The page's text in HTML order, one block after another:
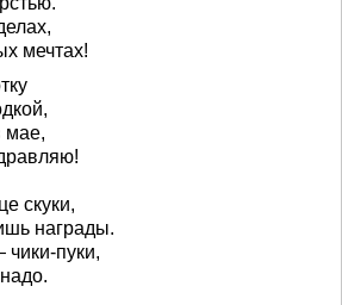
мечтах!
мае,
скуки,
награды.
пуки,